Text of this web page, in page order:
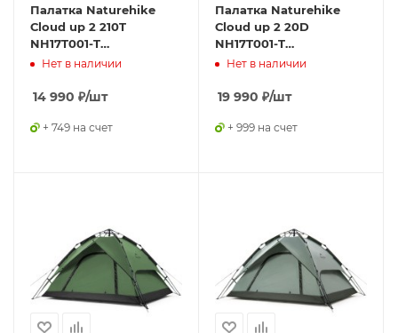
Палатка Naturehike
Сloud up 2 210T
NH17T001-T
двухместная с
6927595730577
Нет в наличии
14 990 ₽/шт
+ 749 на счет
Палатка Naturehike
Сloud up 2 20D
NH17T001-T
двухместная с
6927595724668
Нет в наличии
19 990 ₽/шт
+ 999 на счет